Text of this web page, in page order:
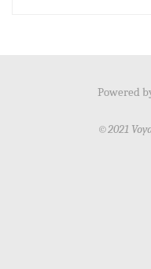
Powered
©2021